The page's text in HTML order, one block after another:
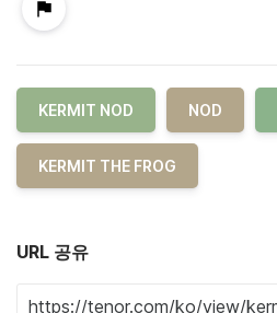
KERMIT NOD NOD
KERMIT THE FROG
URL 공유